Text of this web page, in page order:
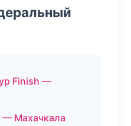
Finish —
Махачкала